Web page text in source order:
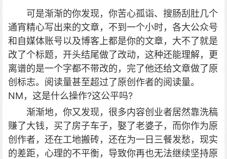
可是渐渐的你发现，你苦心孤诣、搜肠刮肚几个
通宵精心写出来的文章，不到一个小时，各大公众号
和自媒体账号以及博客上都是你的文章，大不了就是
改了个标题，开头结尾做了改动，这种还能理解，更
离谱的是一个字都不带改的，完了他还给文章做了原
创标志。阅读量甚至超过了原创作者的阅读量。
NM，这是什么操作?这公平吗?
渐渐地，你又发现，很多内容创业者居然靠洗稿
赚了大钱，买了房子车子，娶了老婆子，而你作为原
创作者，还在工地搬砖，还在为一日三餐发愁，现实
的差距，心理的不平衡，导致你再也无法继续坚持原